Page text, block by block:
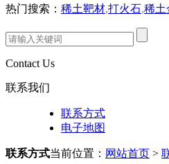
热门搜索： 稀土靶材,打火石,稀土
Contact Us
联系我们
联系方式
电子地图
联系方式当前位置： 网站首页 >